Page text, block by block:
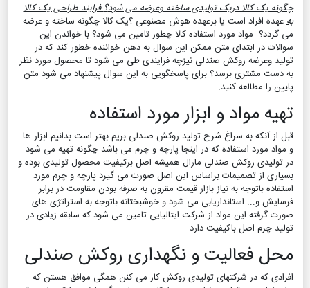
چگونه یک کالا دریک تولیدی ساخته وعرضه می شود؟فرایند طراحی یک کالا
بهعهده افراد است یا برعهده هوش مصنوعی ؟یک کالا چگونه ساخته و عرضه
می گردد؟ مواد مورد استفاده کالا چطور تامین می شود؟ با خواندن این
سوالات در ابتدای متن ممکن این سوال به ذهن خواننده خطور کند که در
تولید وعرضه روکش صندلی نیزچه فرایندی طی می شود تا محصول مورد نظر
به دست مشتری برسد؟ برای پاسخگویی به این سوال پیشنهاد می شود متن
پایین را مطالعه کنید.
تهیه مواد و ابزار مورد استفاده
قبل از آنکه به سراغ شرح تولید روکش صندلی بریم بهتر است بدانیم ابزار ها
و مواد مورد استفاده که در اینجا پارچه و چرم می باشد چگونه تهیه می شود
در تولیدی روکش صندلی مارال همیشه اصل برکیفیت محصول تولیدی بوده و
بسیاری از تصمیمات براساس این اصل صورت می گیرد پارچه و چرم مورد
استفاده باتوجه به نیاز بازار قیمت مقرون به صرفه بودن مقاومت در برابر
فرسایش و... استانداریابی می شود و خوشبختانه باتوجه به استراتژی های
صورت گرفته این مواد از شرکت ایتالیایی تامین می شود که سابقه زیادی در
تولید چرم اصل باکیفیت دارد.
محل فعالیت و نگهداری روکش صندلی
افرادی که در شرکتهای تولیدی روکش کار می کنن همگی موافق هستن که